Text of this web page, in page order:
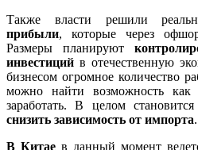
Также власти решили
прибыли, которые через
Размеры планируют
инвестиций в отечественную
бизнесом огромное количество
можно найти возможность как
заработать. В целом
снизить зависимость от импорта.
В Китае в данный момент